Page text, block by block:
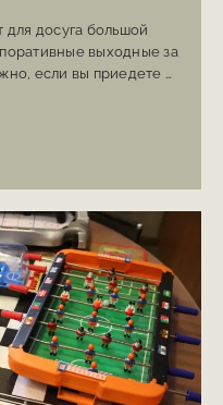
досуга большой
выходные за
если вы приедете в
для игр с мячом.